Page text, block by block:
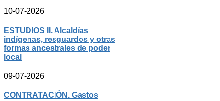
10-07-2026
ESTUDIOS II. Alcaldías
indígenas, resguardos y otras
formas ancestrales de poder
local
09-07-2026
CONTRATACIÓN. Gastos